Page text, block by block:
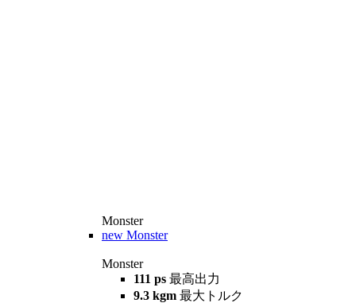
Monster
new Monster
Monster
111 ps 最高出力
9.3 kgm 最大トルク